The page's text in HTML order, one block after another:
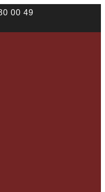
00 49Продолжая им